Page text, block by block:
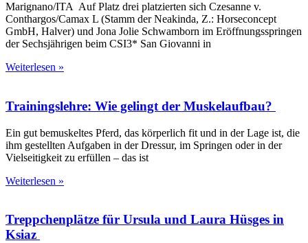
Marignano/ITA Auf Platz drei platzierten sich Czesanne v.
Conthargos/Camax L (Stamm der Neakinda, Z.: Horseconcept
GmbH, Halver) und Jona Jolie Schwamborn im Eröffnungsspringen
der Sechsjährigen beim CSI3* San Giovanni in
Weiterlesen »
Trainingslehre: Wie gelingt der Muskelaufbau?
Ein gut bemuskeltes Pferd, das körperlich fit und in der Lage ist, die
ihm gestellten Aufgaben in der Dressur, im Springen oder in der
Vielseitigkeit zu erfüllen – das ist
Weiterlesen »
Treppchenplätze für Ursula und Laura Hüsges in
Ksiaz